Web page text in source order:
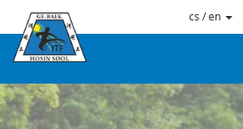
cs / en